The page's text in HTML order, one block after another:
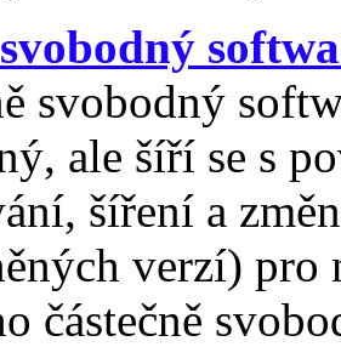
svobodný
ale šíří se s
šíření a
verzí) pro
částečně